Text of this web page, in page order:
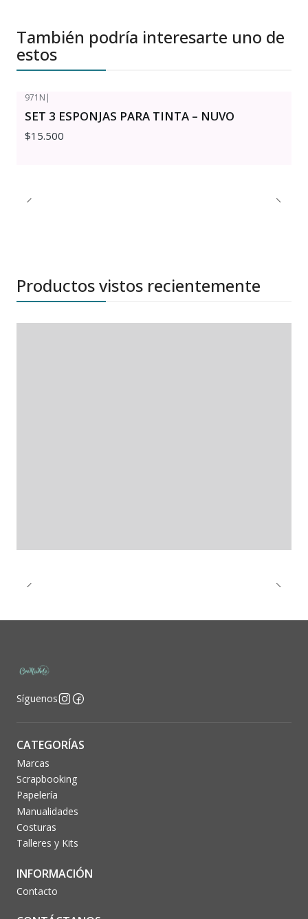
También podría interesarte uno de
estos
971N |
SET 3 ESPONJAS PARA TINTA – NUVO
$15.500
Productos vistos recientemente
Síguenos
CATEGORÍAS
Marcas
Scrapbooking
Papelería
Manualidades
Costuras
Talleres y Kits
INFORMACIÓN
Contacto